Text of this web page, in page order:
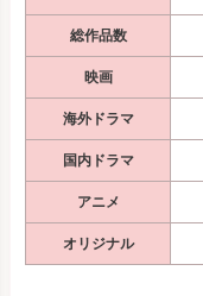
総作品数
映画
海外ドラマ
国内ドラマ
アニメ
オリジナル